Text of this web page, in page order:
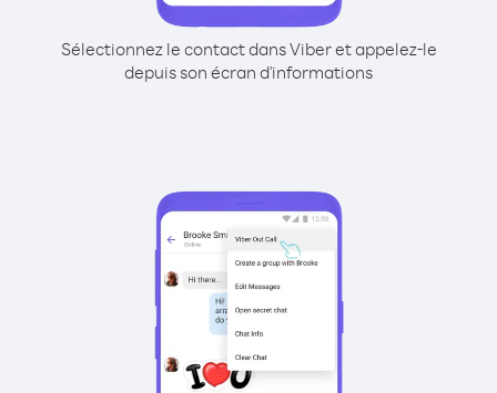
Sélectionnez le contact dans Viber et appelez-le
depuis son écran d'informations